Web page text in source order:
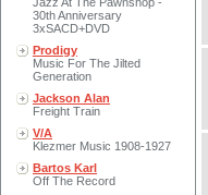
30th Anniversary
3xSACD+DVD
Prodigy
Music For The Jilted
Generation
Jackson Alan
Freight Train
V/A
Klezmer Music 1908-1927
Bartos Karl
Off The Record